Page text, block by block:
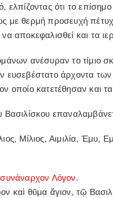
ελπίζοντας ότι το
με θερμή προσευχή
αποκεφαλισθεί και τα
ανέσυραν το τίμιο
ευσεβέστατο άρχοντα
οποίο κατετέθησαν και
Βασιλίσκου
Μίλιος, Αιμιλία,
Λόγον.
καὶ θῦμα ἅγιον, τῷ